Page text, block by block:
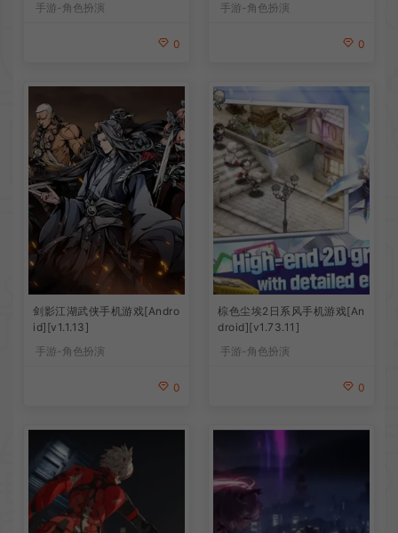
手游-角色扮演
0
手游-角色扮演
0
剑影江湖武侠手机游戏[Andro
id][v1.1.13]
手游-角色扮演
0
棕色尘埃2日系风手机游戏[An
droid][v1.73.11]
手游-角色扮演
0